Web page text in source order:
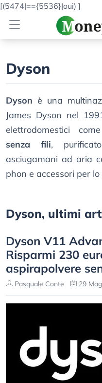
[(5474|=={5536}|oui) ]
Dyson
Dyson è una
James Dyson nel
elettrodomestici
senza fili,
asciugamani ad aria
phon e accessori per
Dyson, ultimi
Dyson V11
Risparmi 230
aspirapolvere
Pasquale Conte 29